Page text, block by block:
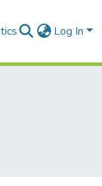
Log In